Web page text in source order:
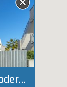
*SOLGT* Punta Prima. Moderne leilighet med felles svømmebasseng og parkering